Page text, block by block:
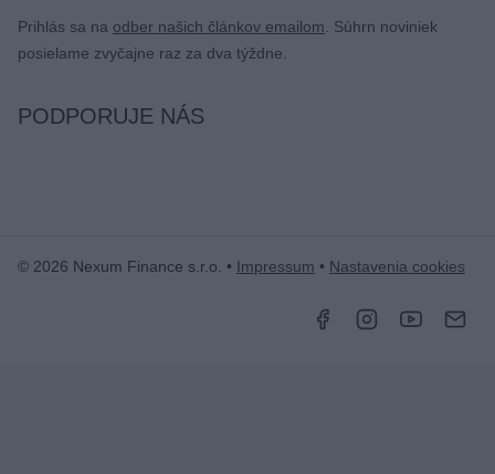
Prihlás sa na odber našich článkov emailom. Súhrn noviniek
posielame zvyčajne raz za dva týždne.
PODPORUJE NÁS
© 2026 Nexum Finance s.r.o. • Impressum • Nastavenia cookies